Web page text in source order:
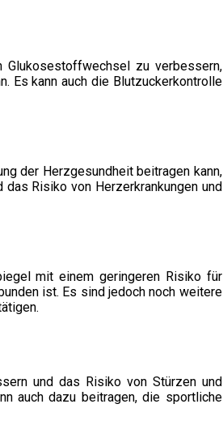
Glukosestoffwechsel zu verbessern,
Es kann auch die Blutzuckerkontrolle
der Herzgesundheit beitragen kann,
Risiko von Herzerkrankungen und
mit einem geringeren Risiko für
ist. Es sind jedoch noch weitere
und das Risiko von Stürzen und
auch dazu beitragen, die sportliche